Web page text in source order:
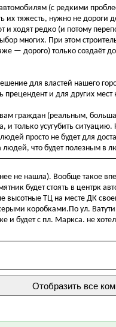
(с редкими
тяжесть, нужно не дороги
ходят редко (и потому
многих. При этом
— дорого) только
для властей нашего
прецендент и для других мест
граждан (реальным,
и только усугубить
просто не будет для
людей, что будет полезным в
не нашла). Вообще такое
будет стоять в центрк
высотные ТЦ на месте ДК
коробками.По ул.
и будет с пл. Маркса. не